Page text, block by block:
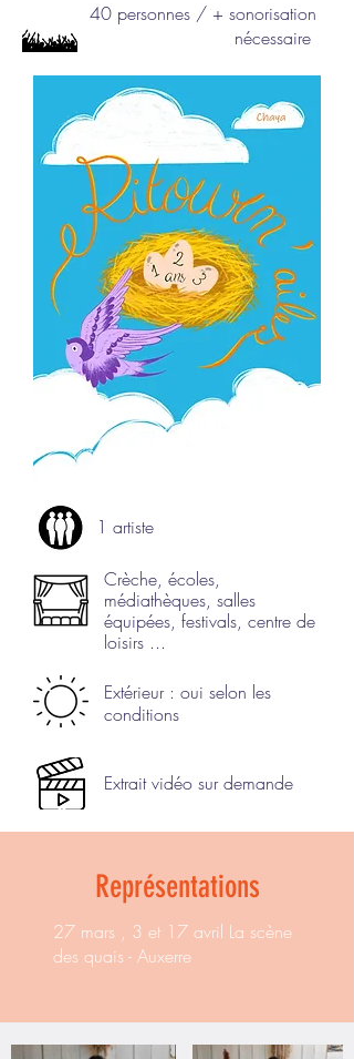
40 personnes / + sonorisation
nécessaire
1 artiste
Crèche, écoles,
médiathèques, salles
équipées, festivals, centre de
loisirs ...
Extérieur : oui selon les
conditions
Extrait vidéo sur demande
Représentations
27 mars , 3 et 17 avril La scène
des quais - Auxerre